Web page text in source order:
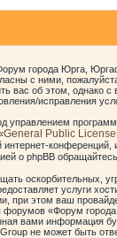
города Юрга,
с ними,
вас об этом, однако
исправления
General Public License
интернет-
о phpBB
оскорбительных,
услуги
при этом ваш
форумов «Форум
вами информация
не может быть